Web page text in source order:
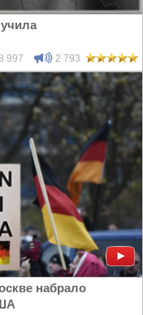
997 2 793
набрало